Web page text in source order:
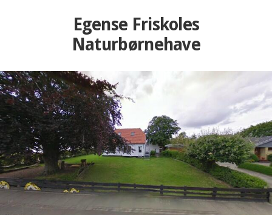
Egense Friskoles
Naturbørnehave